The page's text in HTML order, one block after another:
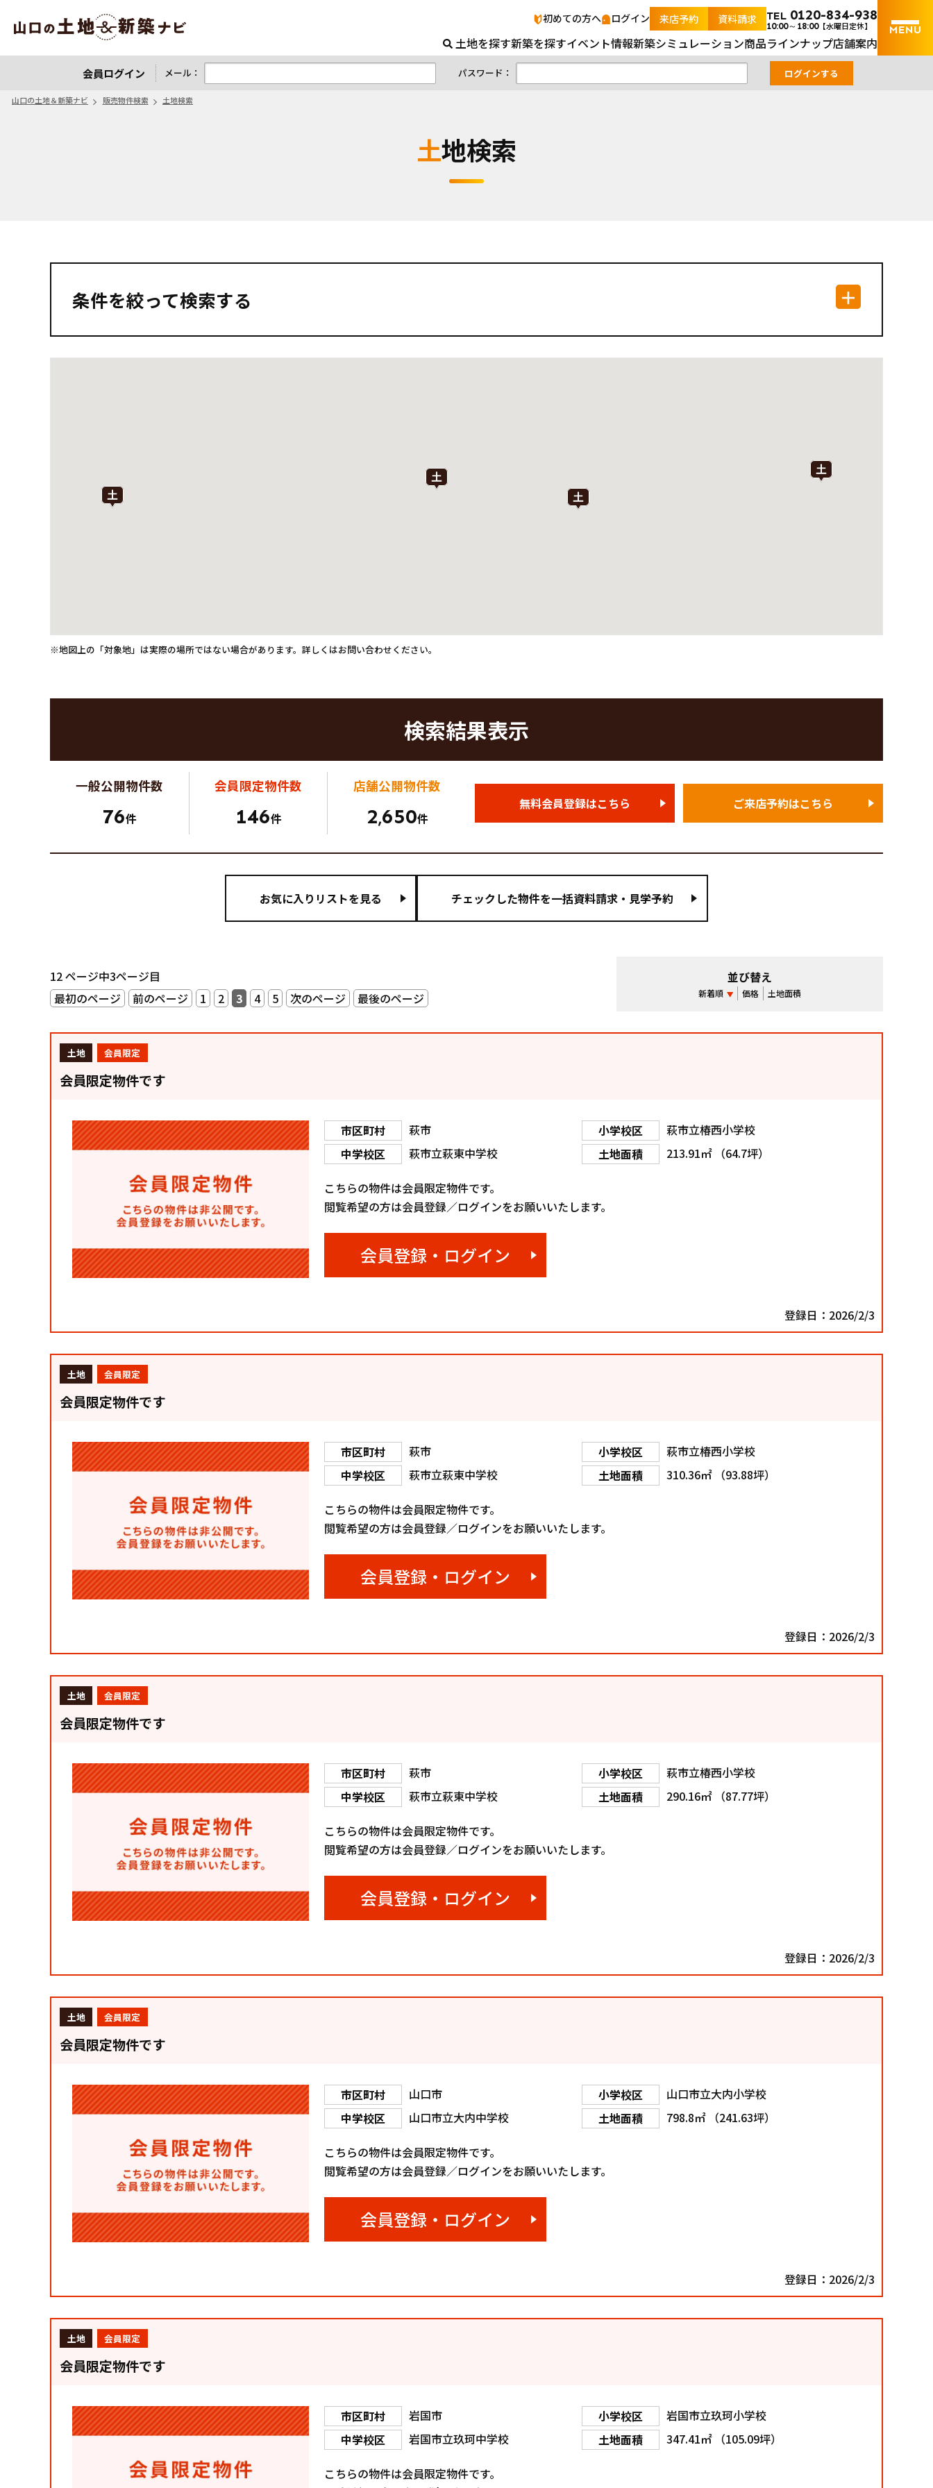
土地検索｜山口の土地＆新築ナビ｜山口県内の土地と新築戸建の不動産検索サイト
初めての方へ ログイン 来店予約 資料請求 TEL 0120-834-938
10:00～18:00【水曜日定休】
土地を探す新築を探すイベント情報新築シミュレーション商品ラインナップ店舗案内
会員ログイン メール： パスワード：
山口の土地＆新築ナビ 販売物件検索 土地検索
土地検索
条件を絞って検索する
※地図上の「対象地」は実際の場所ではない場合があります。詳しくはお問い合わせください。
検索結果表示
一般公開物件数
76件
会員限定物件数
146件
店舗公開物件数
2,650件
無料会員登録はこちら ご来店予約はこちら
お気に入りリストを見る
12 ページ中3ページ目
最初のページ
前のページ 1 2 3 4 5 次のページ 最後のページ
並び替え
新着順 価格 土地面積
土地 会員限定
会員限定物件です
市区町村 萩市 小学校区
萩市立椿西小学校
中学校区
萩市立萩東中学校 土地面積 213.91㎡ （64.7坪）
こちらの物件は会員限定物件です。
閲覧希望の方は会員登録／ログインをお願いいたします。
会員登録・ログイン
登録日：2026/2/3
土地 会員限定
会員限定物件です
市区町村 萩市 小学校区
萩市立椿西小学校
中学校区
萩市立萩東中学校 土地面積 310.36㎡ （93.88坪）
こちらの物件は会員限定物件です。
閲覧希望の方は会員登録／ログインをお願いいたします。
会員登録・ログイン
登録日：2026/2/3
土地 会員限定
会員限定物件です
市区町村 萩市 小学校区
萩市立椿西小学校
中学校区
萩市立萩東中学校 土地面積 290.16㎡ （87.77坪）
こちらの物件は会員限定物件です。
閲覧希望の方は会員登録／ログインをお願いいたします。
会員登録・ログイン
登録日：2026/2/3
土地 会員限定
会員限定物件です
市区町村 山口市 小学校区
山口市立大内小学校
中学校区
山口市立大内中学校 土地面積 798.8㎡ （241.63坪）
こちらの物件は会員限定物件です。
閲覧希望の方は会員登録／ログインをお願いいたします。
会員登録・ログイン
登録日：2026/2/3
土地 会員限定
会員限定物件です
市区町村 岩国市 小学校区
岩国市立玖珂小学校
中学校区
岩国市立玖珂中学校 土地面積 347.41㎡ （105.09坪）
こちらの物件は会員限定物件です。